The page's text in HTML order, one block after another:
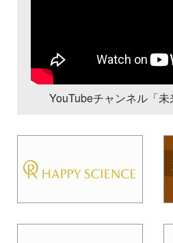
YouTubeチャンネル「